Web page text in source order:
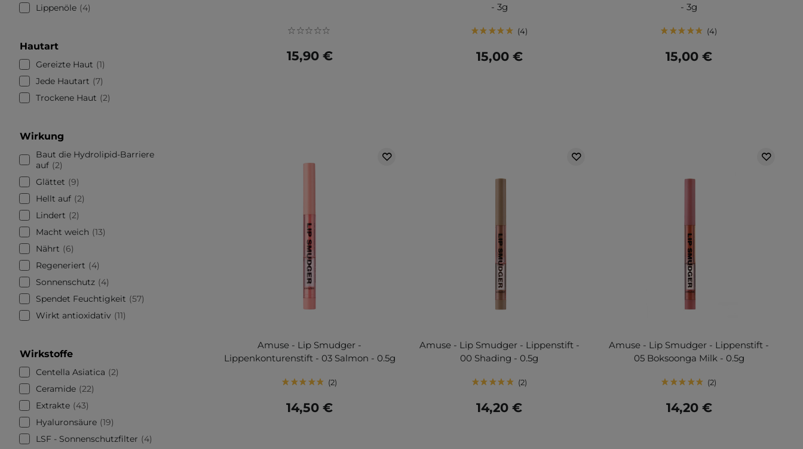
Lippenöle
4
Hautart
Gereizte Haut
1
Jede Hautart
7
Trockene Haut
2
Wirkung
Baut die Hydrolipid-Barriere
auf 2
Glättet
9
Hellt auf 2
Lindert
2
Macht weich
13
Nährt
6
Regeneriert
4
Sonnenschutz
4
Spendet Feuchtigkeit
57
Wirkt antioxidativ
11
Wirkstoffe
Centella Asiatica
2
Ceramide 22
Extrakte
43
Hyaluronsäure 19
LSF - Sonnenschutzfilter
4
15,90 €
- 3g
4
15,00 €
- 3g
4
15,00 €
Amuse - Lip Smudger -
Lippenkonturenstift - 03 Salmon - 0.5g
2
14,50 €
Amuse - Lip Smudger - Lippenstift -
00 Shading - 0.5g
2
14,20 €
Amuse - Lip Smudger - Lippenstift -
05 Boksoonga Milk - 0.5g
2
14,20 €